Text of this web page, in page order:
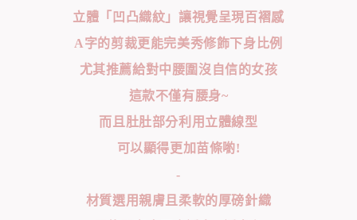
立體「凹凸織紋」讓視覺呈現百褶感
A字的剪裁更能完美秀修飾下身比例
尤其推薦給對中腰圍沒自信的女孩
這款不僅有腰身~
而且肚肚部分利用立體線型
可以顯得更加苗條喲!
-
材質選用親膚且柔軟的厚磅針織